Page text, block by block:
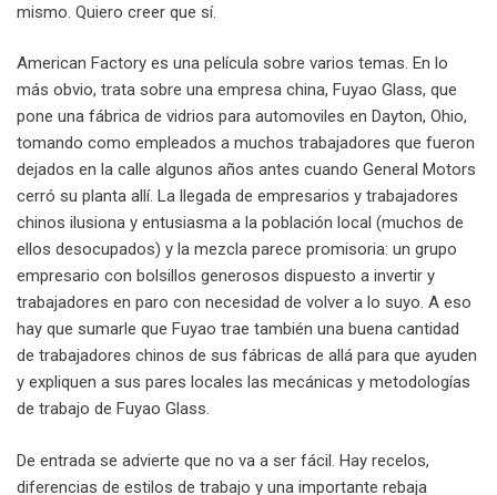
mismo. Quiero creer que sí.
American Factory es una película sobre varios temas. En lo
más obvio, trata sobre una empresa china, Fuyao Glass, que
pone una fábrica de vidrios para automoviles en Dayton, Ohio,
tomando como empleados a muchos trabajadores que fueron
dejados en la calle algunos años antes cuando General Motors
cerró su planta allí. La llegada de empresarios y trabajadores
chinos ilusiona y entusiasma a la población local (muchos de
ellos desocupados) y la mezcla parece promisoria: un grupo
empresario con bolsillos generosos dispuesto a invertir y
trabajadores en paro con necesidad de volver a lo suyo. A eso
hay que sumarle que Fuyao trae también una buena cantidad
de trabajadores chinos de sus fábricas de allá para que ayuden
y expliquen a sus pares locales las mecánicas y metodologías
de trabajo de Fuyao Glass.
De entrada se advierte que no va a ser fácil. Hay recelos,
diferencias de estilos de trabajo y una importante rebaja